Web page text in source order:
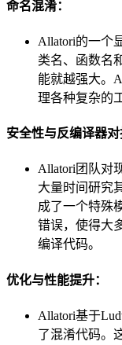
命名混淆：
Allatori的一个
类名、函数名
能就越强大。
理各种复杂的
安全性与反编译器对
Allatori团队对
大量时间研究
成了一个特殊
错误，使得大
编译代码。
优化与性能提升：
Allatori基于
了混淆代码。